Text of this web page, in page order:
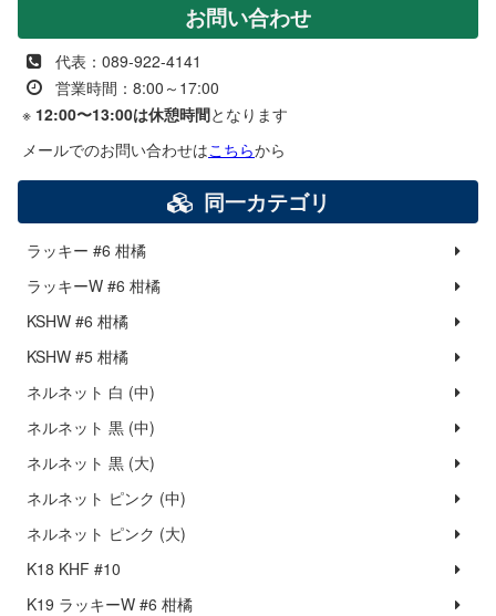
お問い合わせ
代表：089-922-4141
営業時間：8:00～17:00
※ 12:00〜13:00は休憩時間となります
メールでのお問い合わせはこちらから
同一カテゴリ
ラッキー #6 柑橘
ラッキーW #6 柑橘
KSHW #6 柑橘
KSHW #5 柑橘
ネルネット 白 (中)
ネルネット 黒 (中)
ネルネット 黒 (大)
ネルネット ピンク (中)
ネルネット ピンク (大)
K18 KHF #10
K19 ラッキーW #6 柑橘